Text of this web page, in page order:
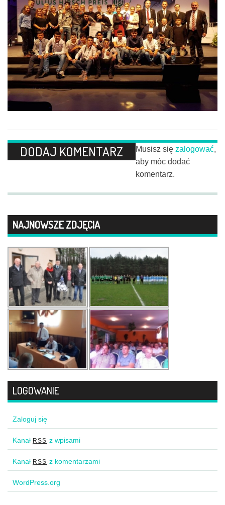
DODAJ KOMENTARZ Musisz się zalogować,
aby móc dodać
komentarz.
NAJNOWSZE ZDJĘCIA
LOGOWANIE
Zaloguj się
Kanał RSS z wpisami
Kanał RSS z komentarzami
WordPress.org